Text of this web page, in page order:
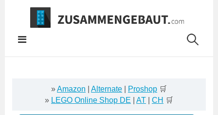
Springe
Inhalt
»Amazon Alternate Proshop 🛒
» LEGO Online Shop DE AT CH 🛒